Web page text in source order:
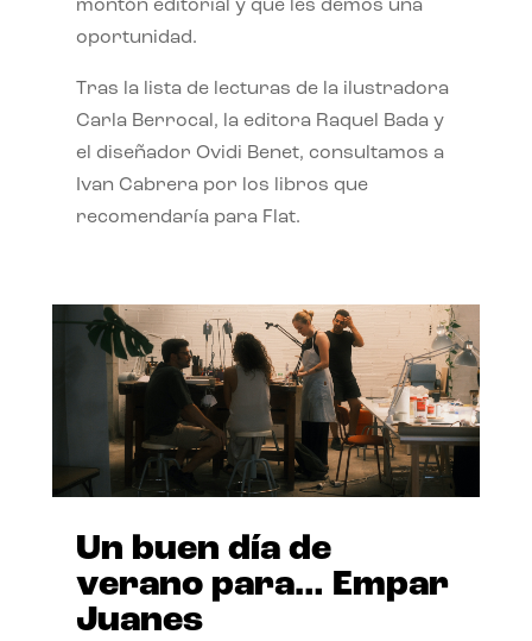
montón editorial y que les demos una
oportunidad.
Tras la lista de lecturas de la ilustradora
Carla Berrocal, la editora Raquel Bada y
el diseñador Ovidi Benet, consultamos a
Ivan Cabrera por los libros que
recomendaría para Flat.
Un buen día de
verano para… Empar
Juanes